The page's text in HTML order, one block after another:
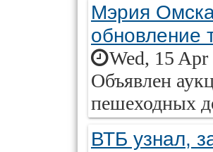
Мэрия
обновление
Wed, 15 Apr
Объявлен
пешеходных
ВТБ узнал,